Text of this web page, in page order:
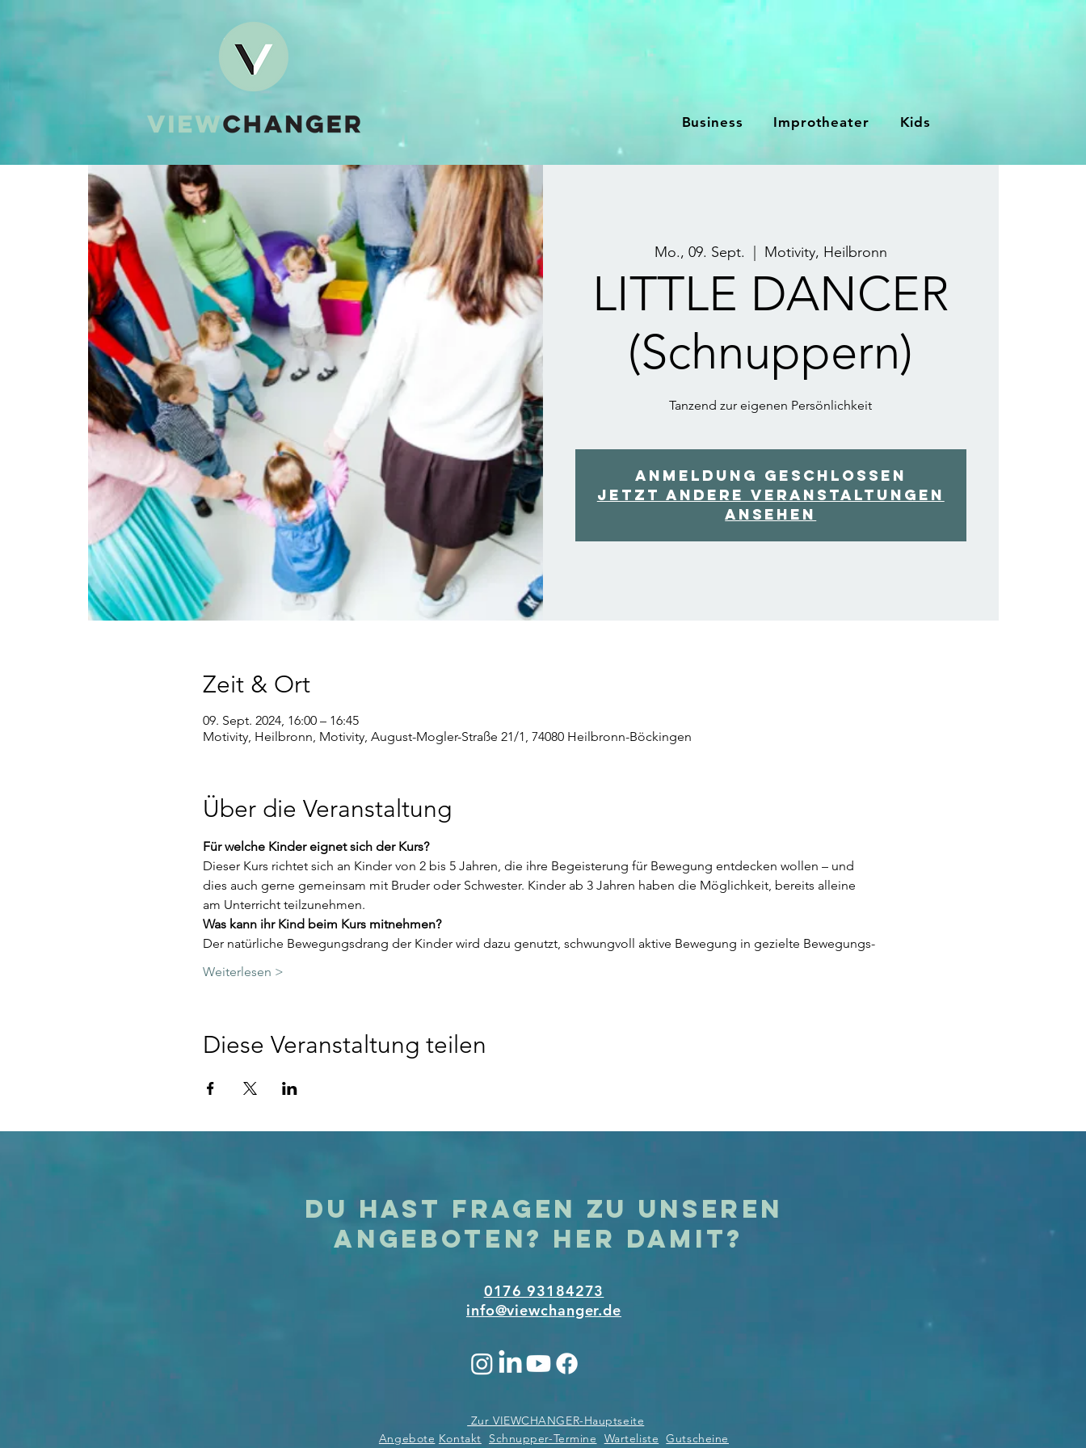
Business Improtheater Kids
Mo., 09. Sept. Motivity, Heilbronn
LITTLE DANCER
(Schnuppern)
Tanzend zur eigenen Persönlichkeit
Anmeldung geschlossen
Jetzt andere Veranstaltungen
ansehen
Zeit & Ort
09. Sept. 2024, 16:00 – 16:45
Motivity, Heilbronn, Motivity, August-Mogler-Straße 21/1, 74080 Heilbronn-Böckingen
Über die Veranstaltung
Für welche Kinder eignet sich der Kurs?
Dieser Kurs richtet sich an Kinder von 2 bis 5 Jahren, die ihre Begeisterung für Bewegung entdecken wollen – und
dies auch gerne gemeinsam mit Bruder oder Schwester. Kinder ab 3 Jahren haben die Möglichkeit, bereits alleine
am Unterricht teilzunehmen.
Was kann ihr Kind beim Kurs mitnehmen?
Der natürliche Bewegungsdrang der Kinder wird dazu genutzt, schwungvoll aktive Bewegung in gezielte Bewegungs-
Weiterlesen >
Diese Veranstaltung teilen
Du hast Fragen zu unseren
Angeboten? Her damit?
0176 93184273
info@viewchanger.de
Zur VIEWCHANGER-Hauptseite
Angebote Kontakt Schnupper-Termine Warteliste Gutscheine